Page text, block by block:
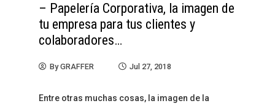
– Papelería Corporativa, la imagen de
tu empresa para tus clientes y
colaboradores…
ByGRAFFER Jul 27, 2018
Entre otras muchas cosas, la imagen de la